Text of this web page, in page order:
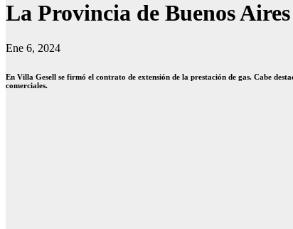
La Provincia de Buenos
Ene 6, 2024
En Villa Gesell se firmó el contrato de extensión de la prestación de gas. Cabe
comerciales.